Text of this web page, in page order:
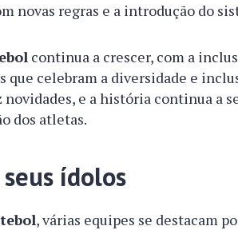
novas regras e a introdução do
continua a crescer, com a
celebram a diversidade e
e a história continua a
dos atletas.
ídolos
, várias equipes se destacam